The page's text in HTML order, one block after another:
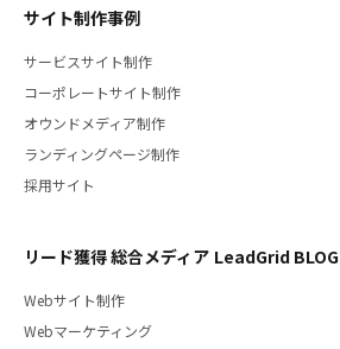
サイト制作事例
サービスサイト制作
コーポレートサイト制作
オウンドメディア制作
ランディングページ制作
採用サイト
リード獲得 総合メディア LeadGrid BLOG
Webサイト制作
Webマーケティング